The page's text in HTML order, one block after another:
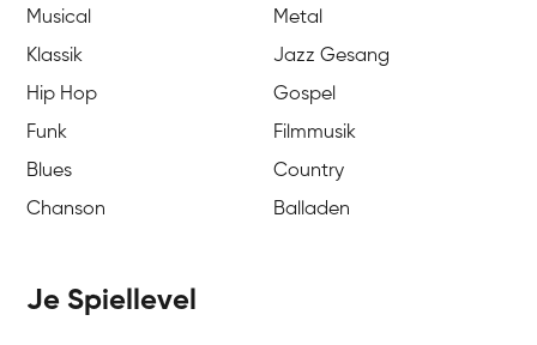
Musical
Metal
Klassik
Jazz Gesang
Hip Hop
Gospel
Funk
Filmmusik
Blues
Country
Chanson
Balladen
Je Spiellevel